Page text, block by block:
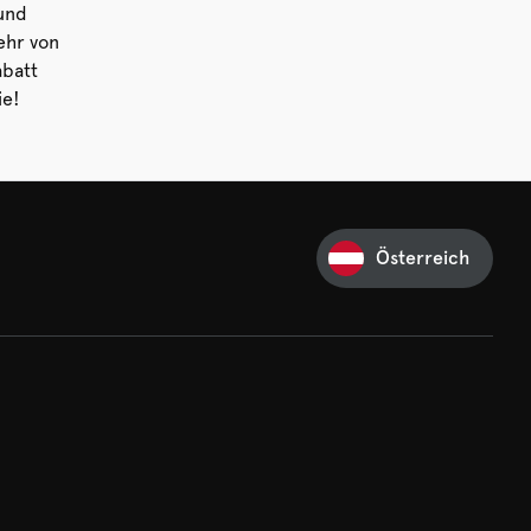
von
Österreich